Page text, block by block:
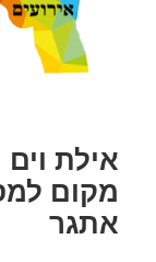
אילת
מקום
אתגר